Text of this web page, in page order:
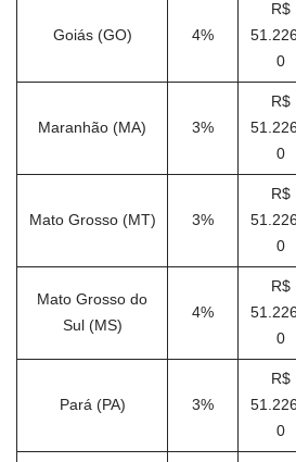
Goiás (GO) 4%
R$
0
Maranhão (MA) 3%
R$
0
Mato Grosso (MT) 3%
R$
0
Mato Grosso do
Sul (MS)
4%
R$
0
Pará (PA) 3%
R$
0